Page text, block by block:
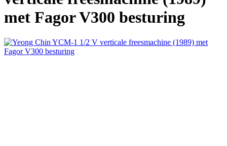
met Fagor V300 besturing